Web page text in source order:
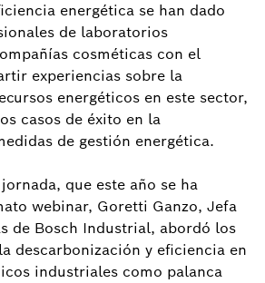
energética se han dado
de laboratorios
cosméticas con el
experiencias sobre la
energéticos en este sector,
casos de éxito en la
de gestión energética.
que este año se ha
webinar, Goretti Ganzo, Jefa
de Bosch Industrial, abordó los
descarbonización y eficiencia en
industriales como palanca